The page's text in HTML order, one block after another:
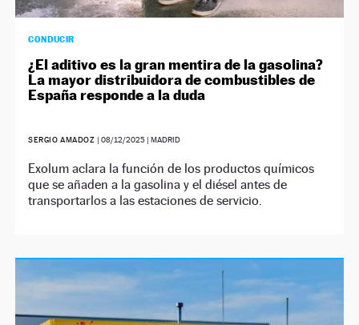
CONDUCIR
¿El aditivo es la gran mentira de la gasolina?
La mayor distribuidora de combustibles de
España responde a la duda
SERGIO AMADOZ | 08/12/2025| MADRID
Exolum aclara la función de los productos químicos
que se añaden a la gasolina y el diésel antes de
transportarlos a las estaciones de servicio.